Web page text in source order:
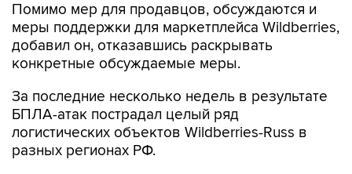
Помимо мер для продавцов, обсуждаются и
меры поддержки для маркетплейса Wildberries,
добавил он, отказавшись раскрывать
конкретные обсуждаемые меры.
За последние несколько недель в результате
БПЛА-атак пострадал целый ряд
логистических объектов Wildberries-Russ в
разных регионах РФ.